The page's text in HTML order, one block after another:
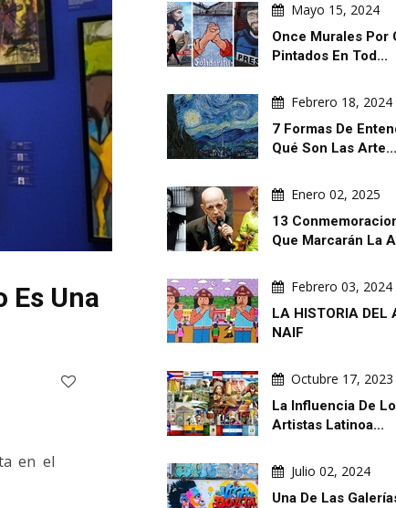
Es Una
en el
Mayo 15, 2024
Once Murales Por
Pintados En Tod...
Febrero 18, 2024
7 Formas De
Qué Son Las Arte...
Enero 02, 2025
13
Que Marcarán La
Febrero 03, 2024
LA HISTORIA DEL
NAIF
Octubre 17, 2023
La Influencia De
Artistas Latinoa...
Julio 02, 2024
Una De Las